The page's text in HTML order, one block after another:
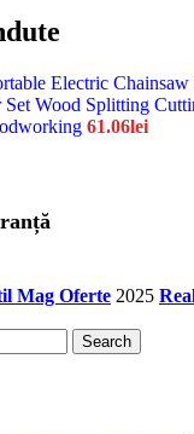
Electric Chainsaw
Set Wood Splitting
61.06lei
Mag Oferte 2025
Search